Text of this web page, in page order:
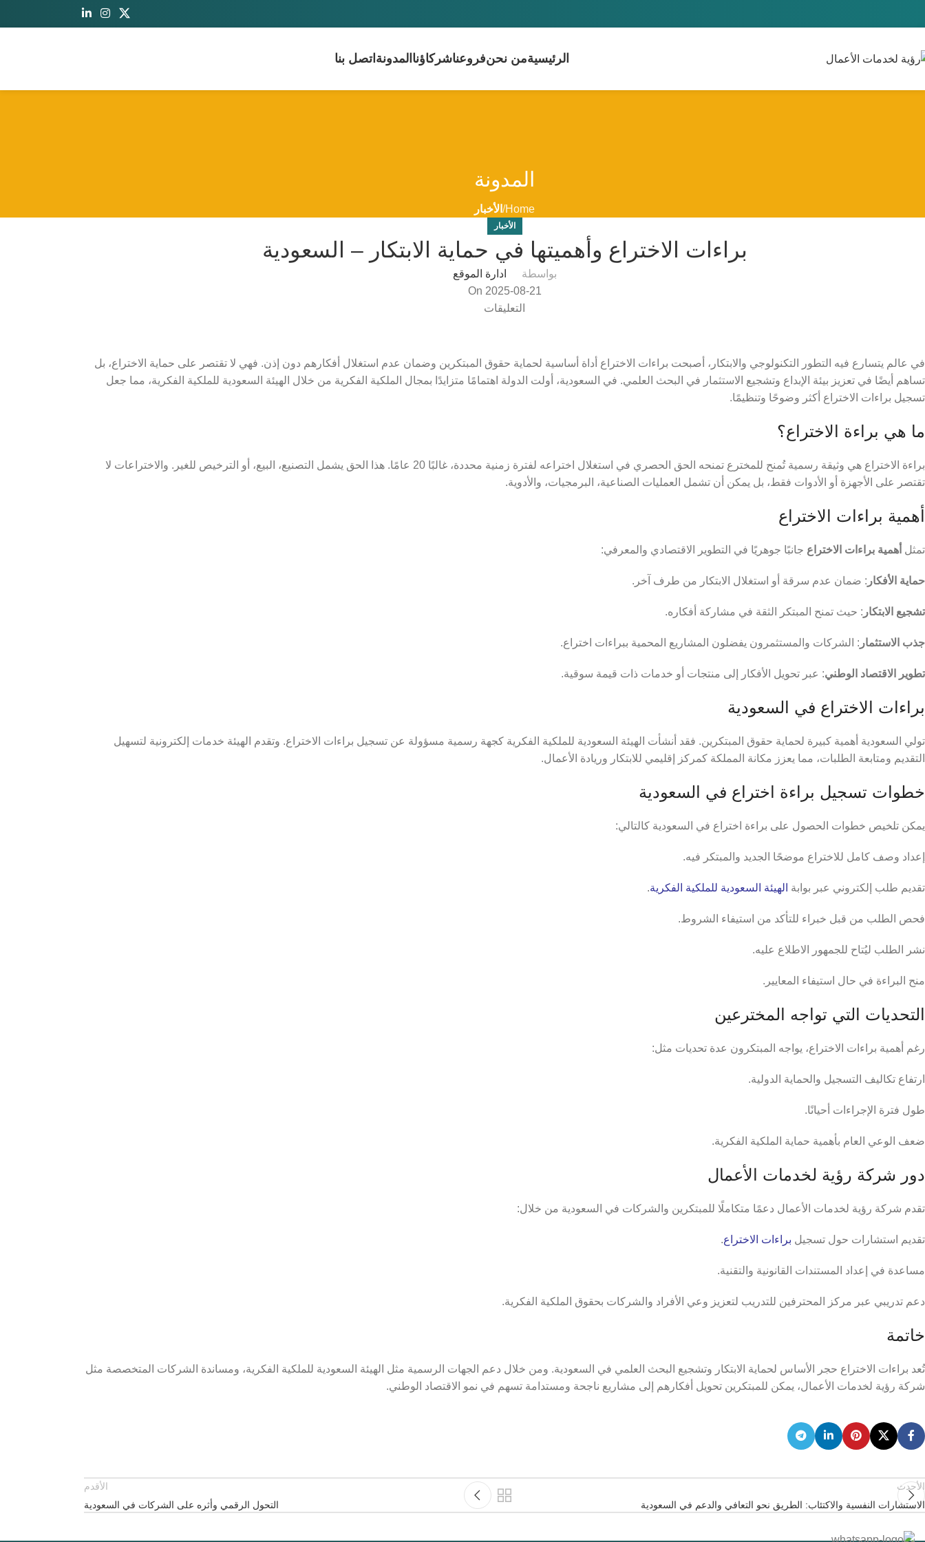
الرئيسيةمن نحنفروعناشركاؤنا المدونة اتصل بنا
المدونة
Home الأخبار
الأخبار
براءات الاختراع وأهميتها في حماية الابتكار – السعودية
بواسطة
ادارة الموقع
On 2025-08-21
التعليقات
في عالم يتسارع فيه التطور التكنولوجي والابتكار، أصبحت براءات الاختراع أداة أساسية لحماية حقوق المبتكرين وضمان عدم استغلال أفكارهم دون إذن. فهي لا تقتصر على حماية الاختراع، بل
تساهم أيضًا في تعزيز بيئة الإبداع وتشجيع الاستثمار في البحث العلمي. في السعودية، أولت الدولة اهتمامًا متزايدًا بمجال الملكية الفكرية من خلال الهيئة السعودية للملكية الفكرية، مما جعل
تسجيل براءات الاختراع أكثر وضوحًا وتنظيمًا.
ما هي براءة الاختراع؟
براءة الاختراع هي وثيقة رسمية تُمنح للمخترع تمنحه الحق الحصري في استغلال اختراعه لفترة زمنية محددة، غالبًا 20 عامًا. هذا الحق يشمل التصنيع، البيع، أو الترخيص للغير. والاختراعات لا
تقتصر على الأجهزة أو الأدوات فقط، بل يمكن أن تشمل العمليات الصناعية، البرمجيات، والأدوية.
أهمية براءات الاختراع
تمثل أهمية براءات الاختراع جانبًا جوهريًا في التطوير الاقتصادي والمعرفي:
حماية الأفكار : ضمان عدم سرقة أو استغلال الابتكار من طرف آخر.
تشجيع الابتكار : حيث تمنح المبتكر الثقة في مشاركة أفكاره.
جذب الاستثمار : الشركات والمستثمرون يفضلون المشاريع المحمية ببراءات اختراع.
تطوير الاقتصاد الوطني: عبر تحويل الأفكار إلى منتجات أو خدمات ذات قيمة سوقية.
براءات الاختراع في السعودية
تولي السعودية أهمية كبيرة لحماية حقوق المبتكرين. فقد أنشأت الهيئة السعودية للملكية الفكرية كجهة رسمية مسؤولة عن تسجيل براءات الاختراع. وتقدم الهيئة خدمات إلكترونية لتسهيل
التقديم ومتابعة الطلبات، مما يعزز مكانة المملكة كمركز إقليمي للابتكار وريادة الأعمال.
خطوات تسجيل براءة اختراع في السعودية
يمكن تلخيص خطوات الحصول على براءة اختراع في السعودية كالتالي:
إعداد وصف كامل للاختراع موضحًا الجديد والمبتكر فيه.
تقديم طلب إلكتروني عبر بوابة الهيئة السعودية للملكية الفكرية.
فحص الطلب من قبل خبراء للتأكد من استيفاء الشروط.
نشر الطلب ليُتاح للجمهور الاطلاع عليه.
منح البراءة في حال استيفاء المعايير.
التحديات التي تواجه المخترعين
رغم أهمية براءات الاختراع، يواجه المبتكرون عدة تحديات مثل:
ارتفاع تكاليف التسجيل والحماية الدولية.
طول فترة الإجراءات أحيانًا.
ضعف الوعي العام بأهمية حماية الملكية الفكرية.
دور شركة رؤية لخدمات الأعمال
تقدم شركة رؤية لخدمات الأعمال دعمًا متكاملًا للمبتكرين والشركات في السعودية من خلال:
تقديم استشارات حول تسجيل براءات الاختراع.
مساعدة في إعداد المستندات القانونية والتقنية.
دعم تدريبي عبر مركز المحترفين للتدريب لتعزيز وعي الأفراد والشركات بحقوق الملكية الفكرية.
خاتمة
تُعد براءات الاختراع حجر الأساس لحماية الابتكار وتشجيع البحث العلمي في السعودية. ومن خلال دعم الجهات الرسمية مثل الهيئة السعودية للملكية الفكرية، ومساندة الشركات المتخصصة مثل
شركة رؤية لخدمات الأعمال، يمكن للمبتكرين تحويل أفكارهم إلى مشاريع ناجحة ومستدامة تسهم في نمو الاقتصاد الوطني.
الأحدث
الاستشارات النفسية والاكتئاب: الطريق نحو التعافي والدعم في السعودية
الأقدم
التحول الرقمي وأثره على الشركات في السعودية